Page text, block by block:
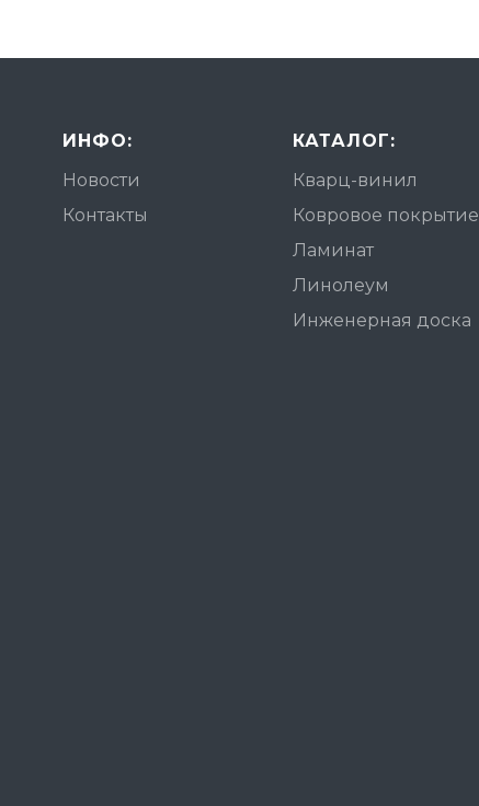
ИНФО:
Новости
Контакты
КАТАЛОГ:
Кварц-винил
Ковровое покрытие
Ламинат
Линолеум
Инженерная доска